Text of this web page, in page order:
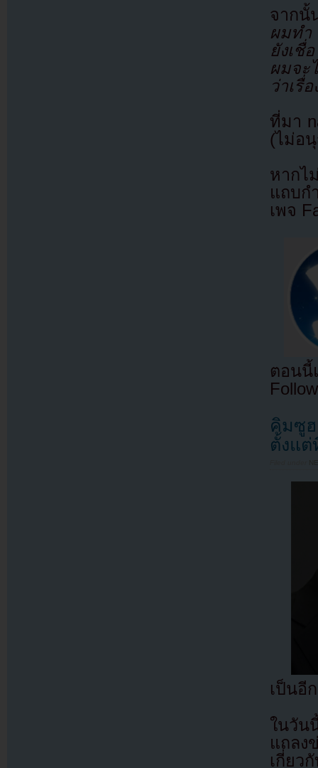
จาก
ผมทำ
ยังเชื่
ผมจะ
ว่าเรื่
ที่มา
(ไม่อ
หากไ
แถบก
เพจ
ตอนนี้
คิมซู
ตั้งแต่
เป็นอี
ในวัน
แถลง
เกี่ยว